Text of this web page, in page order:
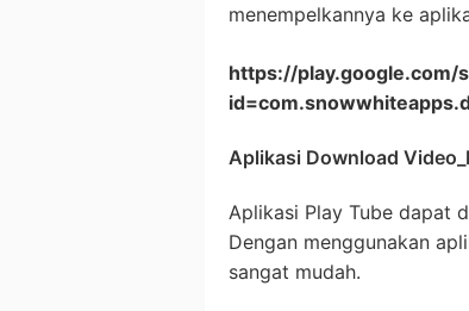
menempelkannya ke
https://play.google.com/
Aplikasi Download
Aplikasi Play Tube dapat
Dengan menggunakan
sangat mudah.